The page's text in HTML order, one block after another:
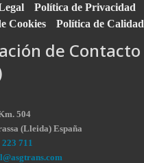
Política de Privacidad
Cookies
Política de Calidad
de Contacto
504
(Lleida) España
711